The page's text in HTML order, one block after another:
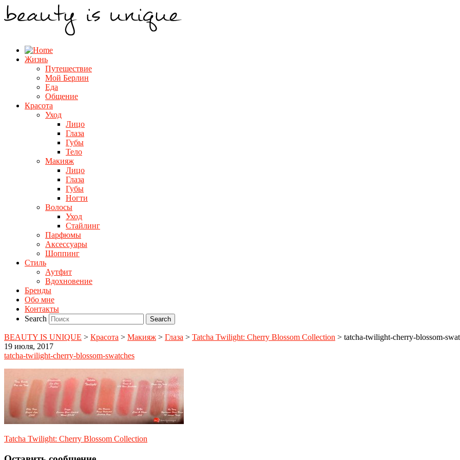
Жизнь
Путешествие
Мой Берлин
Еда
Общение
Красота
Уход
Лицо
Глаза
Губы
Тело
Макияж
Лицо
Глаза
Губы
Ногти
Волосы
Уход
Стайлинг
Парфюмы
Аксессуары
Шоппинг
Стиль
Аутфит
Вдохновение
Бренды
Обо мне
Контакты
Search
BEAUTY IS UNIQUE > Красота > Макияж > Глаза > Tatcha Twilight: Cherry Blossom Collection > tatcha-twilight-cherry-blossom-
19 июля, 2017
tatcha-twilight-cherry-blossom-swatches
Tatcha Twilight: Cherry Blossom Collection